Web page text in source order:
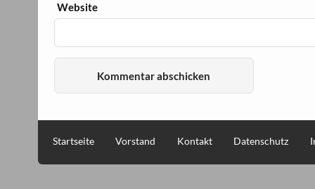
Website
Startseite Vorstand Kontakt Datenschutz